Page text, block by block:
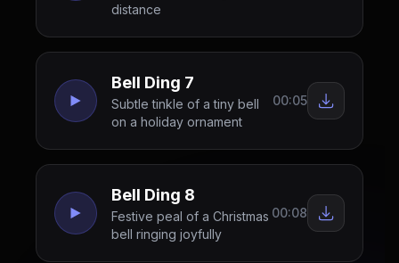
distance
Bell Ding 7
Subtle tinkle of a tiny bell
on a holiday ornament
00:05
Bell Ding 8
Festive peal of a Christmas
bell ringing joyfully
00:08